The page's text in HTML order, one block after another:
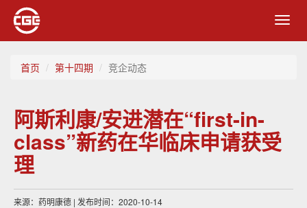
首页 第十四期 竞企动态
阿斯利康/安进潜在“first-in-
class”新药在华临床申请获受
理
来源：药明康德 | 发布时间：2020-10-14